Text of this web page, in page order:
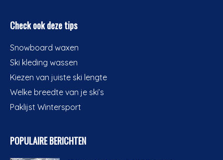
Check ook deze tips
Snowboard waxen
Ski kleding wassen
Kiezen van juiste ski lengte
Welke breedte van je ski’s
Paklijst Wintersport
POPULAIRE BERICHTEN